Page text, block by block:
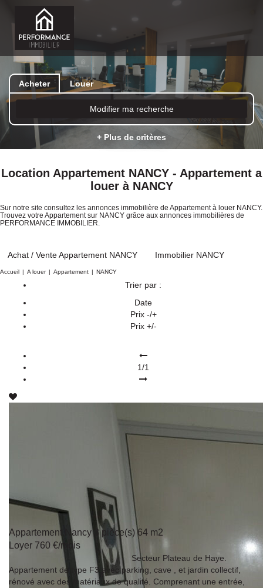
Acheter Louer
Modifier ma recherche
+ Plus de critères
Location Appartement NANCY - Appartement a
louer à NANCY
Sur notre site consultez les annonces immobilière de Appartement à louer NANCY.
Trouvez votre Appartement sur NANCY grâce aux annonces immobilières de
PERFORMANCE IMMOBILIER.
Achat / Vente Appartement NANCY Immobilier NANCY
Accueil A louer Appartement NANCY
Trier par :
Date
Prix -/+
Prix +/-
1/1
Appartement Nancy 3 pièce(s) 64 m2
Loyer 760 €/mois
Secteur Plateau de Haye.
Appartement de type F3 avec parking, cave , et jardin collectif,
rénové avec des matériaux de qualité. Comprenant une entrée,